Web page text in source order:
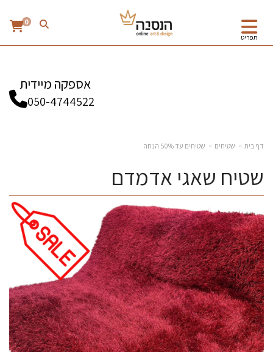
תפריט
0
אספקה מיידית
050-4744522
דף בית שטיחים שטיחים עד 50% הנחה
שטיח שאגי אדמדם